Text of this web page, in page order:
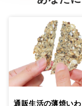
通販生活の薄焼いわ